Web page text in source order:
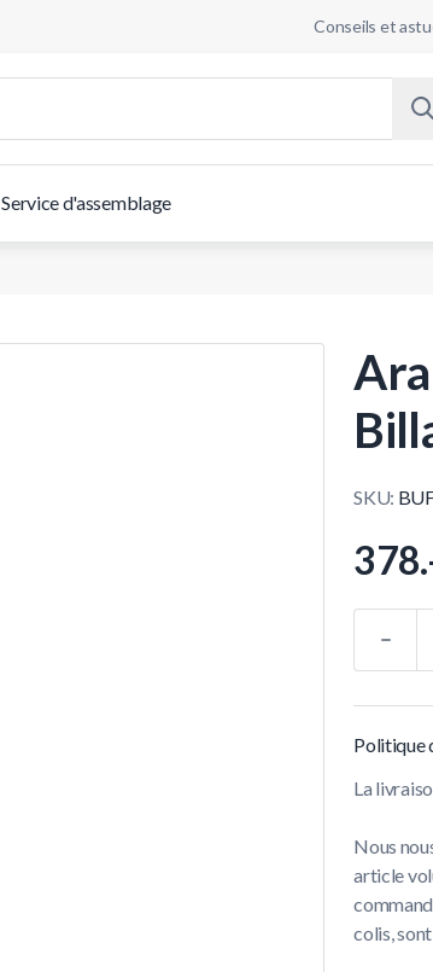
Conseils et
Service d'assemblage
SKU:
Politique
La
Nous
article
colis,